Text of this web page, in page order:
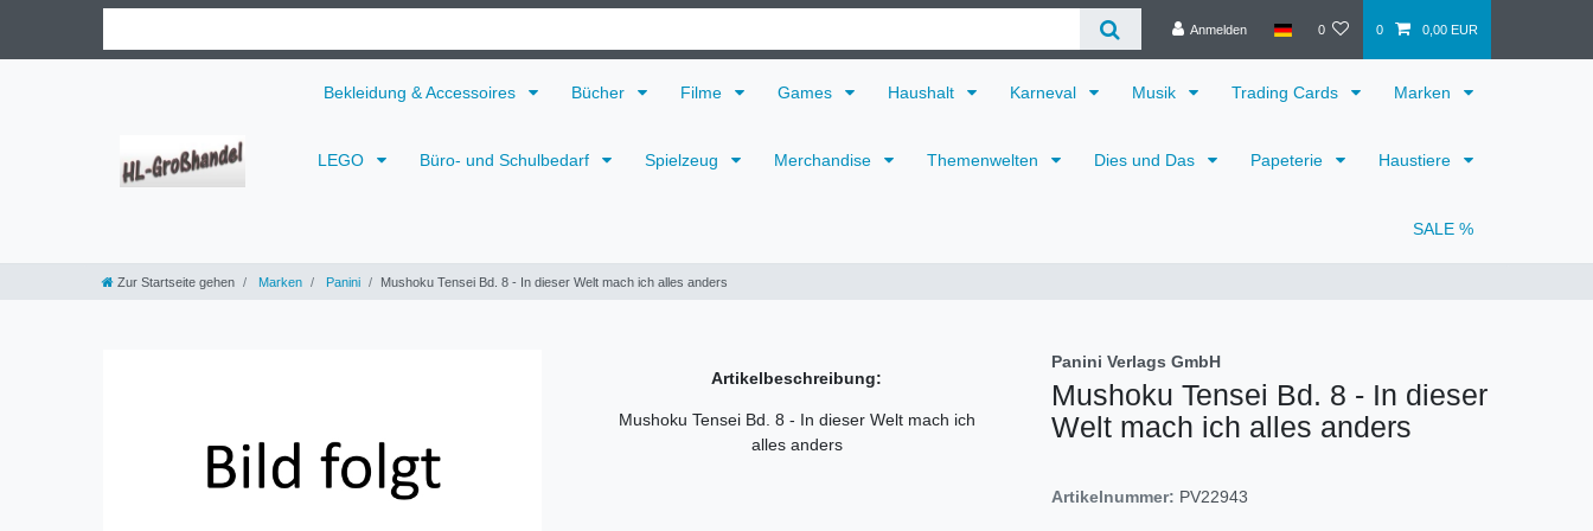
Anmelden 0 0 0,00 EUR
Bekleidung & Accessoires Bücher Filme Games Haushalt Karneval Musik Trading Cards Marken
LEGO Büro- und Schulbedarf Spielzeug Merchandise Themenwelten Dies und Das Papeterie Haustiere
SALE %
Zur Startseite gehen Marken Panini Mushoku Tensei Bd. 8 - In dieser Welt mach ich alles anders
Artikelbeschreibung:
Mushoku Tensei Bd. 8 - In dieser Welt mach ich
alles anders
Panini Verlags GmbH
Mushoku Tensei Bd. 8 - In dieser
Welt mach ich alles anders
Artikelnummer: PV22943